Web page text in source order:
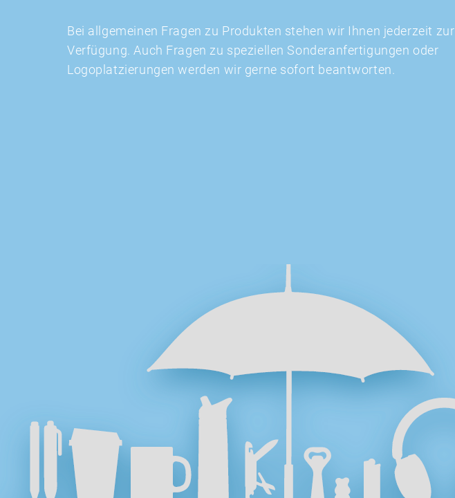
Bei allgemeinen Fragen zu Produkten stehen wir Ihnen jederzeit zur
Verfügung. Auch Fragen zu speziellen Sonderanfertigungen oder
Logoplatzierungen werden wir gerne sofort beantworten.